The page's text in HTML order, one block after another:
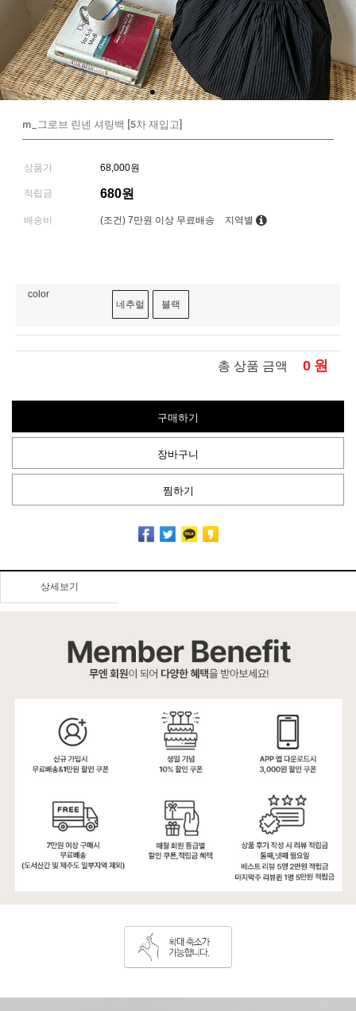
m_그로브 린넨 셔링백 [5차 재입고]
상품가 68,000원
적립금 680원
배송비 (조건) 7만원 이상 무료배송 지역별
color
네추럴
블랙
총 상품 금액 0 원
구매하기
장바구니
찜하기
상세보기